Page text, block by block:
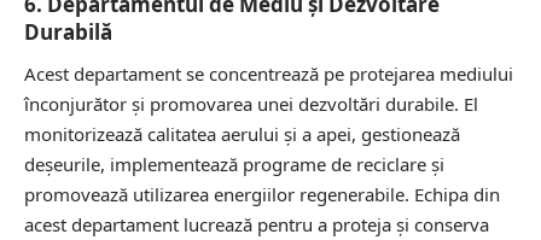
Durabilă
Acest departament se concentrează pe protejarea mediului
înconjurător și promovarea unei dezvoltări durabile. El
monitorizează calitatea aerului și a apei, gestionează
deșeurile, implementează programe de reciclare și
promovează utilizarea energiilor regenerabile. Echipa din
acest departament lucrează pentru a proteja și conserva